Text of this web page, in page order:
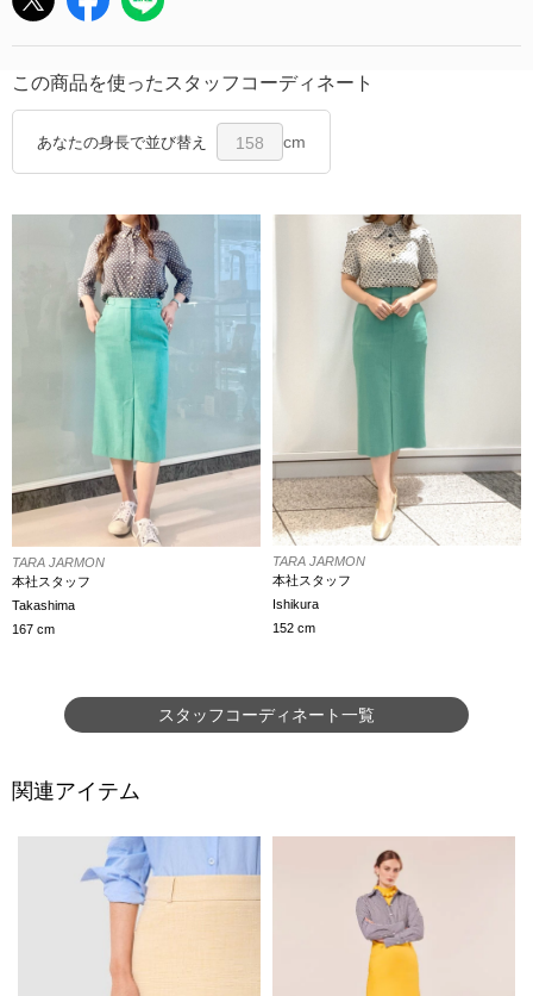
この商品を使ったスタッフコーディネート
あなたの身長で並び替え 158 cm
TARA JARMON
本社スタッフ
Takashima
167 cm
TARA JARMON
本社スタッフ
Ishikura
152 cm
スタッフコーディネート一覧
関連アイテム